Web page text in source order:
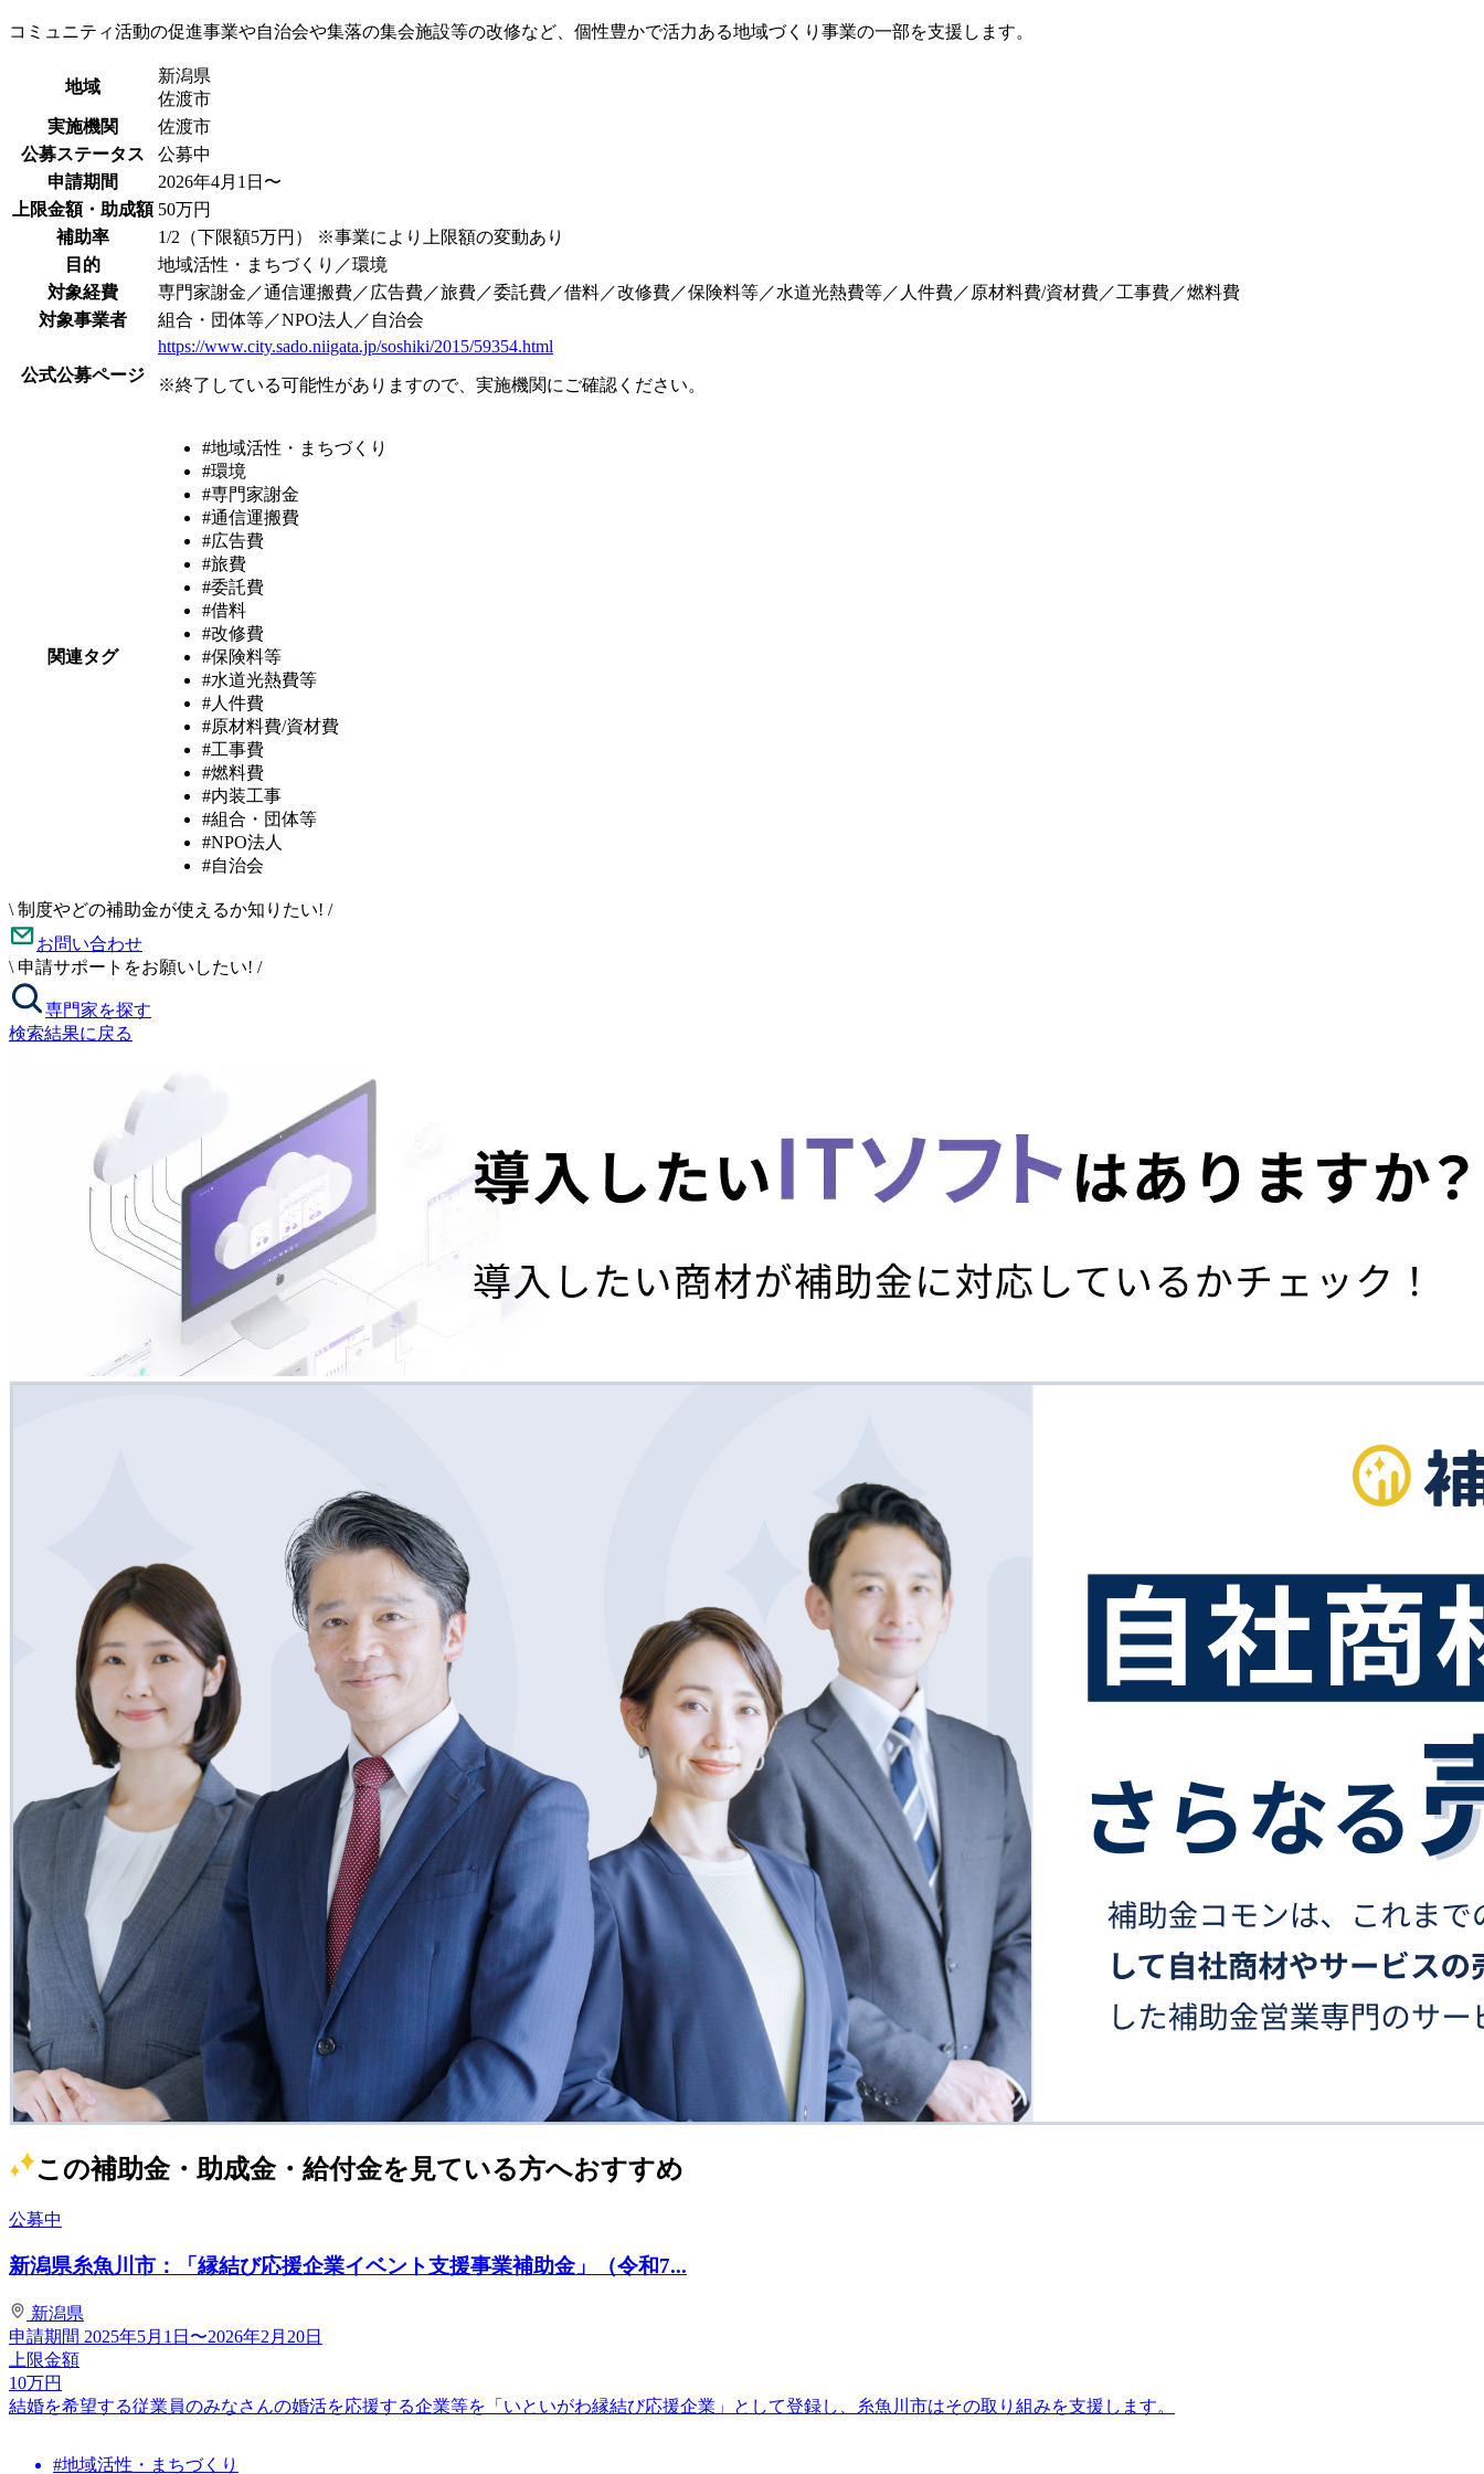
コミュニティ活動の促進事業や自治会や集落の集会施設等の改修など、個性豊かで活力ある地域づくり事業の一部を支援します。
地域
新潟県
佐渡市
実施機関
佐渡市
公募ステータス
公募中
申請期間
2026年4月1日〜
上限金額・助成額 50万円
補助率
1/2（下限額5万円） ※事業により上限額の変動あり
目的
地域活性・まちづくり／環境
対象経費
専門家謝金／通信運搬費／広告費／旅費／委託費／借料／改修費／保険料等／水道光熱費等／人件費／原材料費/資材費／工事費／燃料費
対象事業者
組合・団体等／NPO法人／自治会
公式公募ページ
https://www.city.sado.niigata.jp/soshiki/2015/59354.html
※終了している可能性がありますので、実施機関にご確認ください。
関連タグ
#地域活性・まちづくり
#環境
#専門家謝金
#通信運搬費
#広告費
#旅費
#委託費
#借料
#改修費
#保険料等
#水道光熱費等
#人件費
#原材料費/資材費
#工事費
#燃料費
#内装工事
#組合・団体等
#NPO法人
#自治会
\ 制度やどの補助金が使えるか知りたい! /
お問い合わせ
\ 申請サポートをお願いしたい! /
専門家を探す
検索結果に戻る
この補助金・助成金・給付金を見ている方へおすすめ
公募中
新潟県糸魚川市：「縁結び応援企業イベント支援事業補助金」（令和7...
新潟県
申請期間 2025年5月1日〜2026年2月20日
上限金額
10万円
結婚を希望する従業員のみなさんの婚活を応援する企業等を「いといがわ縁結び応援企業」として登録し、糸魚川市はその取り組みを支援します。
#地域活性・まちづくり